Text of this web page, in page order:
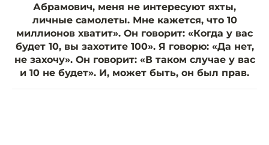
Абрамович, меня не интересуют яхты,
личные самолеты. Мне кажется, что 10
миллионов хватит». Он говорит: «Когда у вас
будет 10, вы захотите 100». Я говорю: «Да нет,
не захочу». Он говорит: «В таком случае у вас
и 10 не будет». И, может быть, он был прав.